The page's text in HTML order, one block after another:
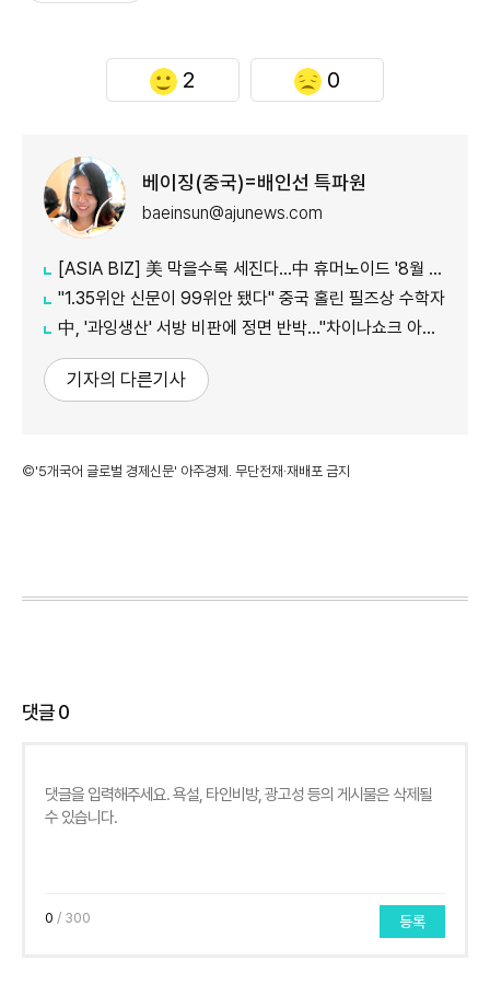
2 0
베이징(중국)=배인선 특파원
baeinsun@ajunews.com
[ASIA BIZ] 美 막을수록 세진다…中 휴머노이드 '8월 대공세'
"1.35위안 신문이 99위안 됐다" 중국 홀린 필즈상 수학자
中, '과잉생산' 서방 비판에 정면 반박…"차이나쇼크 아닌 기회"
기자의 다른기사
©'5개국어 글로벌 경제신문' 아주경제. 무단전재·재배포 금지
댓글0
0 / 300 등록